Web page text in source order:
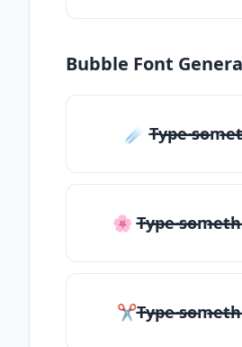
Bubble Font
☄️ T̶̴y̶̴p̶̴e̶̴
🌸 T̶̴y̶̴p̶̴e̶̴
✂T̶̴y̶̴p̶̴e̶̴